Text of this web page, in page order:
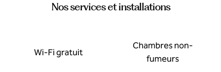
Nos services et installations
Wi-Fi gratuit
Chambres non-
fumeurs